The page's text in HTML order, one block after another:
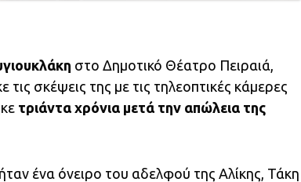
στο Δημοτικό Θέατρο Πειραιά,
τις σκέψεις της με τις τηλεοπτικές κάμερες
τριάντα χρόνια μετά την απώλεια της
ένα όνειρο του αδελφού της Αλίκης, Τάκη